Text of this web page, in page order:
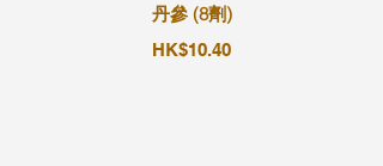
丹參 (8劑)
HK$10.40